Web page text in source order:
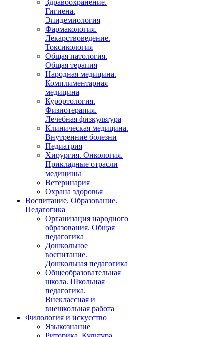
Здравоохранение.
Гигиена.
Эпидемиология
Фармакология.
Лекарствоведение.
Токсикология
Общая патология.
Общая терапия
Народная медицина.
Комплиментарная
медицина
Курортология.
Физиотерапия.
Лечебная физкультура
Клиническая медицина.
Внутренние болезни
Педиатрия
Хирургия. Онкология.
Прикладные отрасли
медицины
Ветеринария
Охрана здоровья
Воспитание. Образование.
Педагогика
Организация народного
образования. Общая
педагогика
Дошкольное
воспитание.
Дошкольная педагогика
Общеобразовательная
школа. Школьная
педагогика.
Внеклассная и
внешкольная работа
Филология и искусство
Языкознание